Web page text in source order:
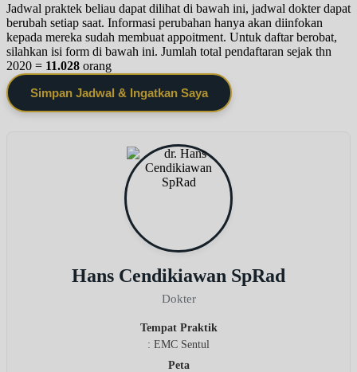
Jadwal praktek beliau dapat dilihat di bawah ini, jadwal dokter dapat
berubah setiap saat. Informasi perubahan hanya akan diinfokan
kepada mereka sudah membuat appoitment. Untuk daftar berobat,
silahkan isi form di bawah ini. Jumlah total pendaftaran sejak thn
2020 = 11.028 orang
Simpan Jadwal & Ingatkan Saya
Hans Cendikiawan SpRad
Dokter
Tempat Praktik
: EMC Sentul
Peta